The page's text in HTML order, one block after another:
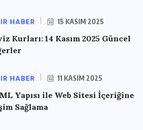
HABER 15 KASIM 2025
Kurları: 14 Kasım 2025 Güncel
HABER 11 KASIM 2025
Yapısı ile Web Sitesi İçeriğine
Sağlama